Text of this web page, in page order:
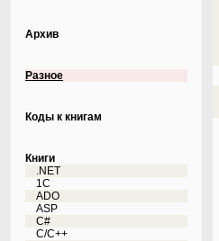
Архив
Разное
Коды к книгам
Книги
.NET
1C
ADO
ASP
C#
C/C++